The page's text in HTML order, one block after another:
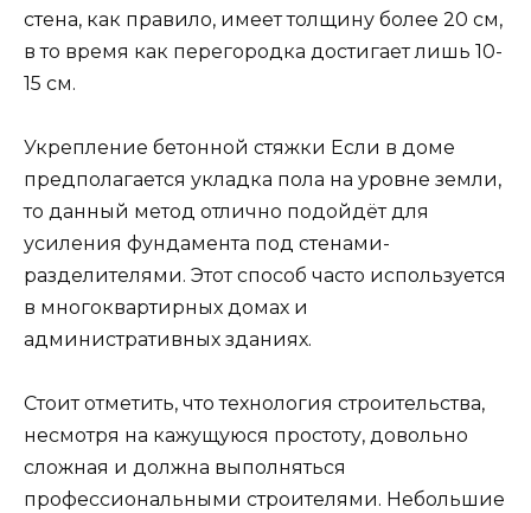
стена, как правило, имеет толщину более 20 см,
в то время как перегородка достигает лишь 10-
15 см.
Укрепление бетонной стяжки Если в доме
предполагается укладка пола на уровне земли,
то данный метод отлично подойдёт для
усиления фундамента под стенами-
разделителями. Этот способ часто используется
в многоквартирных домах и
административных зданиях.
Стоит отметить, что технология строительства,
несмотря на кажущуюся простоту, довольно
сложная и должна выполняться
профессиональными строителями. Небольшие